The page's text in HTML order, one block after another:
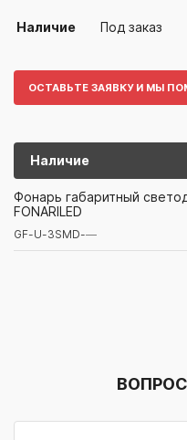
Наличие Под заказ
ОСТАВЬТЕ ЗАЯВКУ И МЫ
Наличие
Артикул/Бренд
GF-U-3SMD-—
Фонарь габаритный
FONARILED
GF-U-3SMD-—